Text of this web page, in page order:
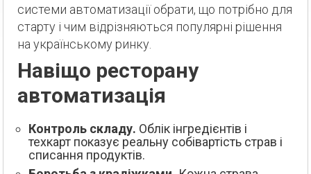
системи автоматизації обрати, що потрібно для
старту і чим відрізняються популярні рішення
на українському ринку.
Навіщо ресторану
автоматизація
Контроль складу. Облік інгредієнтів і
техкарт показує реальну собівартість страв і
списання продуктів.